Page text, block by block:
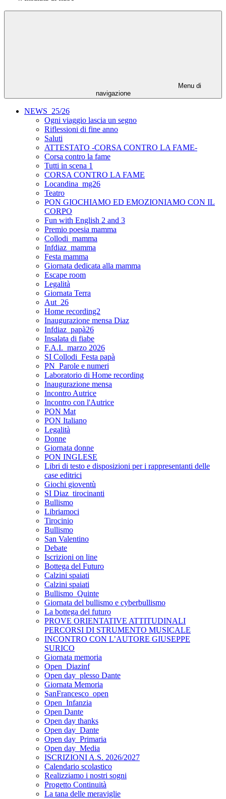
Menu di
navigazione
NEWS_25/26
Ogni viaggio lascia un segno
Riflessioni di fine anno
Saluti
ATTESTATO -CORSA CONTRO LA FAME-
Corsa contro la fame
Tutti in scena 1
CORSA CONTRO LA FAME
Locandina_mg26
Teatro
PON GIOCHIAMO ED EMOZIONIAMO CON IL
CORPO
Fun with English 2 and 3
Premio poesia mamma
Collodi_mamma
Infdiaz_mamma
Festa mamma
Giornata dedicata alla mamma
Escape room
Legalità
Giornata Terra
Aut_26
Home recording2
Inaugurazione mensa Diaz
Infdiaz_papà26
Insalata di fiabe
F.A.I._marzo 2026
SI Collodi_Festa papà
PN_Parole e numeri
Laboratorio di Home recording
Inaugurazione mensa
Incontro Autrice
Incontro con l'Autrice
PON Mat
PON Italiano
Legalità
Donne
Giornata donne
PON INGLESE
Libri di testo e disposizioni per i rappresentanti delle
case editrici
Giochi gioventù
SI Diaz_tirocinanti
Bullismo
Libriamoci
Tirocinio
Bullismo
San Valentino
Debate
Iscrizioni on line
Bottega del Futuro
Calzini spaiati
Calzini spaiati
Bullismo_Quinte
Giornata del bullismo e cyberbullismo
La bottega del futuro
PROVE ORIENTATIVE ATTITUDINALI
PERCORSI DI STRUMENTO MUSICALE
INCONTRO CON L’AUTORE GIUSEPPE
SURICO
Giornata memoria
Open_Diazinf
Open day_plesso Dante
Giornata Memoria
SanFrancesco_open
Open_Infanzia
Open Dante
Open day thanks
Open day_Dante
Open day_Primaria
Open day_Media
ISCRIZIONI A.S. 2026/2027
Calendario scolastico
Realizziamo i nostri sogni
Progetto Continuità
La tana delle meraviglie